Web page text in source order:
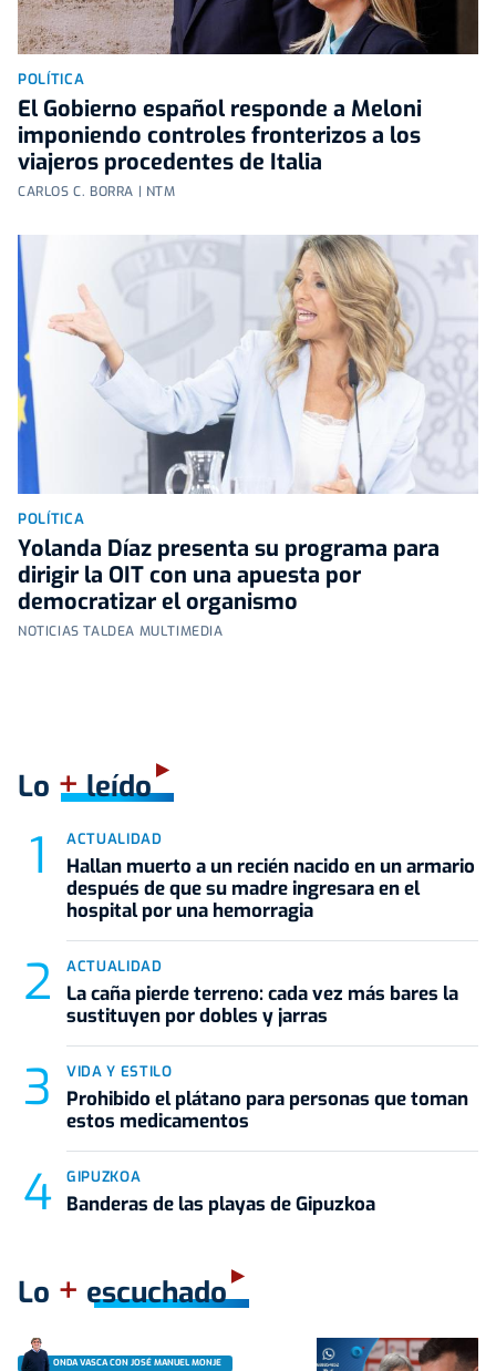
POLÍTICA
El Gobierno español responde a Meloni
imponiendo controles fronterizos a los
viajeros procedentes de Italia
CARLOS C. BORRA | NTM
POLÍTICA
Yolanda Díaz presenta su programa para
dirigir la OIT con una apuesta por
democratizar el organismo
NOTICIAS TALDEA MULTIMEDIA
Lo +leído
ACTUALIDAD
Hallan muerto a un recién nacido en un armario
después de que su madre ingresara en el
hospital por una hemorragia
ACTUALIDAD
La caña pierde terreno: cada vez más bares la
sustituyen por dobles y jarras
VIDA Y ESTILO
Prohibido el plátano para personas que toman
estos medicamentos
GIPUZKOA
Banderas de las playas de Gipuzkoa
Lo + escuchado
ONDA VASCA CON JOSÉ MANUEL MONJE